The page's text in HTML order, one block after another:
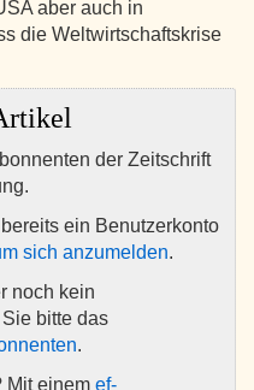
aber auch in
die Weltwirtschaftskrise
der Zeitschrift
ein Benutzerkonto
sich anzumelden.
noch kein
bitte das
.
Mit einem ef-